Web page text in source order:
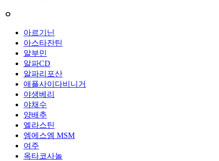
ㅇ
아르기닌
아스타잔틴
알부민
알파CD
알파리포산
애플사이다비니거
야생베리
야채수
양배추
엘라스틴
엠에스엠 MSM
여주
옥타코사놀